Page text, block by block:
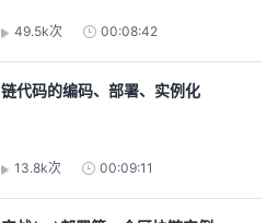
49.5k次 00:08:42
链代码的编码、部署、实例化
13.8k次 00:09:11